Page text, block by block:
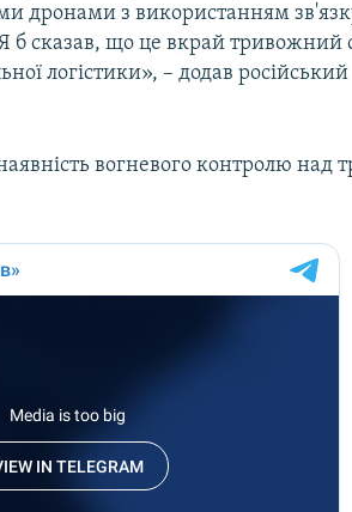
дронами з використанням
б сказав, що це вкрай тривожний
логістики», – додав російський
вогневого контролю над